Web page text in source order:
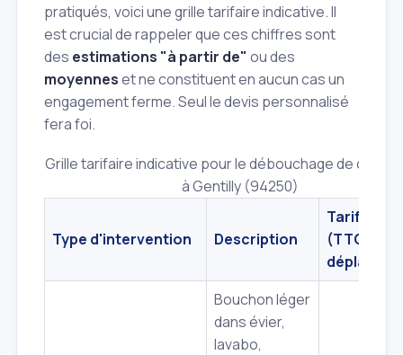
pratiqués, voici une grille tarifaire indicative. Il
est crucial de rappeler que ces chiffres sont
des estimations "à partir de" ou des
moyenneset ne constituent en aucun cas un
engagement ferme. Seul le devis personnalisé
fera foi.
Grille tarifaire indicative pour le débouchage de
à Gentilly (94250)
Type d'intervention Description
Tarif
(TTC, hors
Bouchon léger
dans évier,
lavabo,